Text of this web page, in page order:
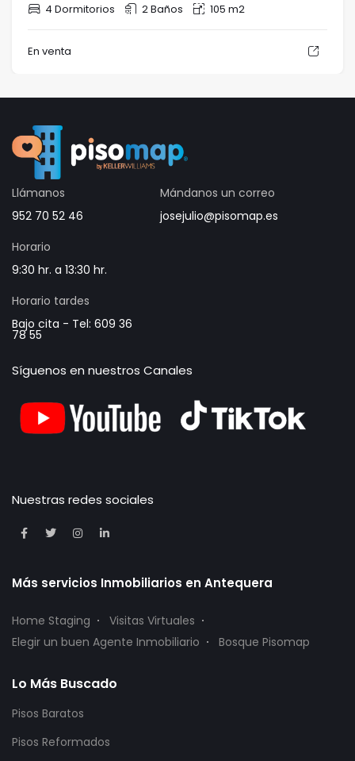
4 Dormitorios
2 Baños 105 m2
En venta
Llámanos
952 70 52 46
Mándanos un correo
josejulio@pisomap.es
Horario
9:30 hr. a 13:30 hr.
Horario tardes
Bajo cita - Tel: 609 36
78 55
Síguenos en nuestros Canales
Nuestras redes sociales
Más servicios Inmobiliarios en Antequera
Home Staging
Visitas Virtuales
Elegir un buen Agente Inmobiliario
Bosque Pisomap
Lo Más Buscado
Pisos Baratos
Pisos Reformados